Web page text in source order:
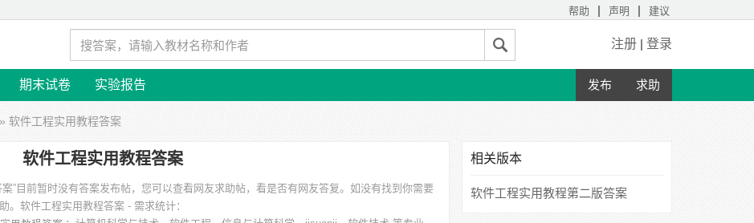
帮助 | 声明 | 建议
注册 | 登录
期末试卷 实验报告 发布 求助
» 软件工程实用教程答案
软件工程实用教程答案
”目前暂时没有答案发布帖，您可以查看网友求助帖，看是否有网友答复。如没有找到你需要
。 软件工程实用教程答案 - 需求统计：
相关版本
软件工程实用教程第二版答案